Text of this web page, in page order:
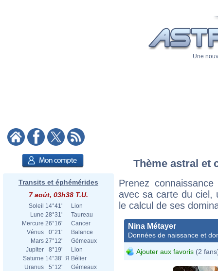
Une
Transits et éphémérides
7 août, 03h38 T.U.
Soleil 14°41'
Lion
Lune 28°31'
Taureau
Mercure 26°16'
Cancer
Vénus
0°21'
Balance
Mars 27°12'
Gémeaux
Jupiter
8°19'
Lion
Saturne 14°38' Я Bélier
Uranus
5°12'
Gémeaux
Thème astral et
Prenez
avec sa carte du ciel,
le calcul de ses
Nina Métayer
Données de naissance et
Ajouter aux favoris (2